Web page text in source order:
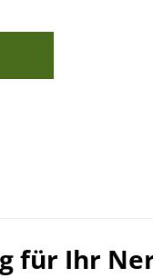
für Ihr